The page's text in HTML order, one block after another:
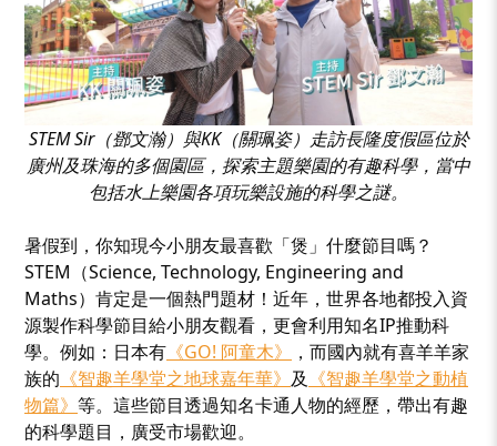
STEM Sir（鄧文瀚）與KK（關珮姿）走訪長隆度假區位於
廣州及珠海的多個園區， 探索主題樂園的有趣科學，當中
包括水上樂園各項玩樂設施的科學之謎。
暑假到，你知現今小朋友最喜歡「煲」什麼節目嗎？
STEM（Science, Technology, Engineering and
Maths）肯定是一個熱門題材！近年，世界各地都投入資
源製作科學節目給小朋友觀看，更會利用知名IP推動科
學。例如：日本有 《GO! 阿童木》
，而國內就有喜羊羊家
族的 《智趣羊學堂之地球嘉年華》 及 《智趣羊學堂之動植
物篇》 等。這些節目透過知名卡通人物的經歷，帶出有趣
的科學題目，廣受市場歡迎。